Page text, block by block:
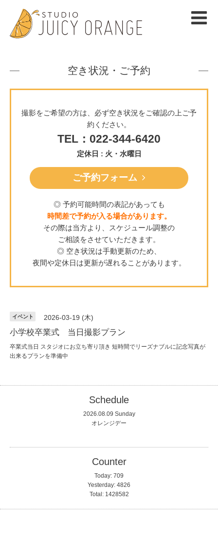
空き状況・ご予約
撮影をご希望の方は、必ず空き状況をご確認の上ご予
約ください。
TEL：022-344-6420
定休日 : 火・水曜日
ご予約フォーム
◎ 予約可能時間の表記があっても
時間差で予約が入る場合があります。
その際は当方より、スケジュール調整の
ご相談をさせていただきます。
◎ 空き状況は手動更新のため、
夜間や定休日は更新が遅れることがあります。
イベント 2026-03-19 (木)
小学校卒業式 当日撮影プラン
卒業式当日 スタジオにお立ち寄り頂き 短時間でリーズナブルに記念写真が
出来るプランを準備中
Schedule
2026.08.09 Sunday
オレンジデー
Counter
Today: 709
Yesterday: 4826
Total: 1428582